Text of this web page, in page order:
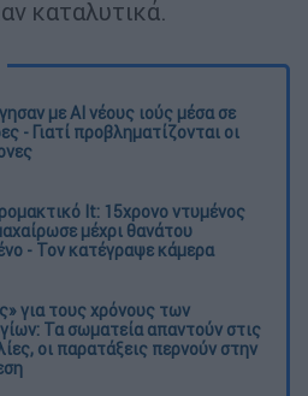
καταλυτικά.
με AI νέους ιούς μέσα σε
- Γιατί προβληματίζονται οι
It: 15χρονο ντυμένος
μέχρι θανάτου
- Τον κατέγραψε κάμερα
για τους χρόνους των
Τα σωματεία απαντούν στις
οι παρατάξεις περνούν στην